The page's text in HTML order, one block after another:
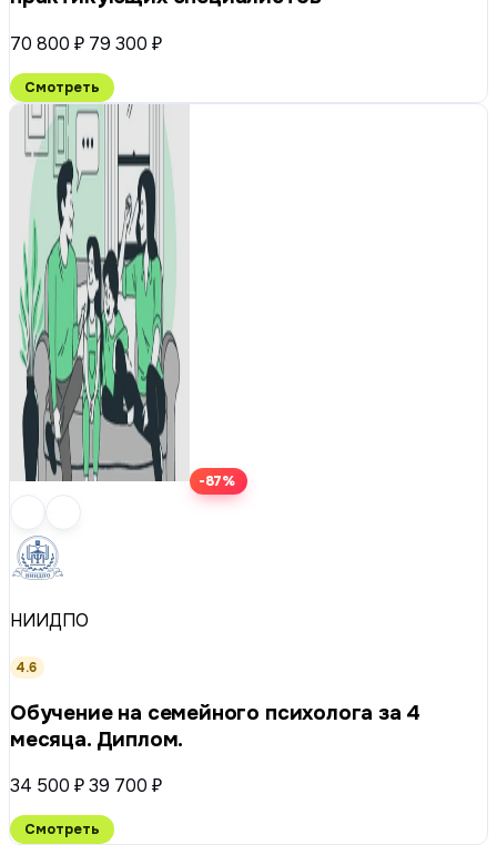
70 800 ₽ 79 300 ₽
Смотреть
-87%
НИИДПО
4.6
Обучение на семейного психолога за 4
месяца. Диплом.
34 500 ₽39 700 ₽
Смотреть